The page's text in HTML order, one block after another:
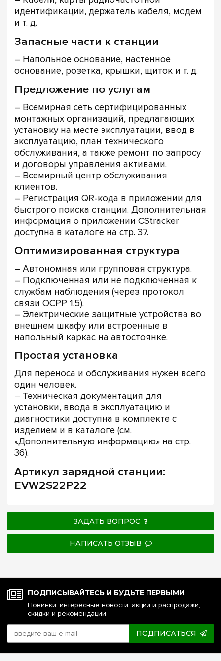
идентификации, держатель кабеля, модем
и т. д.
Запасные части к станции
– Напольное основание, настенное
основание, розетка, крышки, щиток и т. д.
Предложение по услугам
– Всемирная сеть сертифицированных
монтажных организаций, предлагающих
установку на месте эксплуатации, ввод в
эксплуатацию, план технического
обслуживания, а также ремонт по запросу
и договоры управления активами.
– Всемирный центр обслуживания
клиентов.
– Регистрация QR-кода в приложении для
быстрого поиска станции. Дополнительная
информация о приложении CStracker
доступна в каталоге на стр. 37.
Оптимизированная структура
– Автономная или групповая структура.
– Подключенная или не подключенная к
службам наблюдения (через протокол
связи OCPP 1.5).
– Электрические защитные устройства во
внешнем шкафу или встроенные в
напольный каркас на автостоянке.
Простая установка
Для переноса и обслуживания нужен всего
один человек.
– Техническая документация для
установки, ввода в эксплуатацию и
диагностики доступна в комплекте с
изделием и в каталоге (см.
«Дополнительную информацию» на стр.
36).
Артикул зарядной станции:
EVW2S22P22
ЗАДАТЬ ВОПРОС
НАПИСАТЬ ОТЗЫВ
ПОДПИСЫВАЙТЕСЬ И БУДЬТЕ ПЕРВЫМИ
Новинки, интересные новости, акции и распродажи,
скидки и рекомендации
ПОДПИСАТЬСЯ